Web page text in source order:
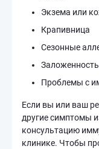
Экзема или
Крапивница
Сезонные
Проблемы с
Если вы или ваш
другие симптомы
консультацию
клинике. Чтобы